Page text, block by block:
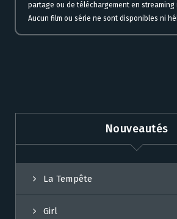
partage ou de téléchargement en streaming
Aucun film ou série ne sont disponibles ni
Nouveautés
La Tempête
Girl